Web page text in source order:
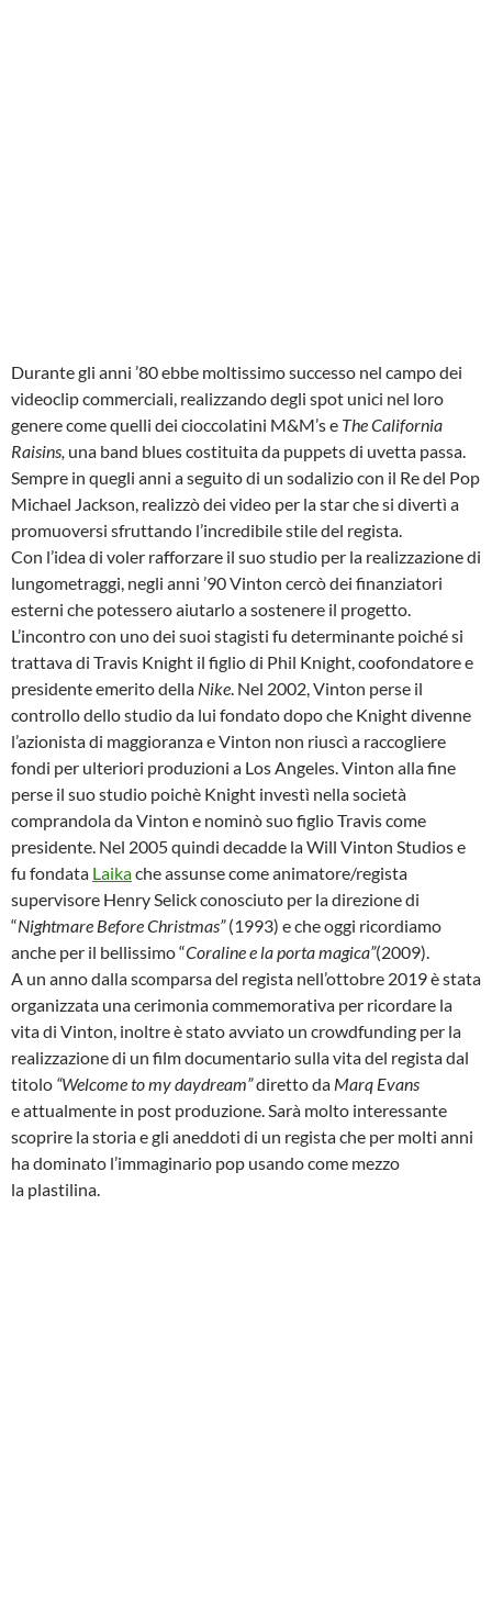
Durante gli anni ’80 ebbe moltissimo successo nel campo dei
videoclip commerciali, realizzando degli spot unici nel loro
genere come quelli dei cioccolatini M&M’s e The California
Raisins, una band bluescostituita da puppets di uvetta passa.
Sempre in quegli anni a seguito di un sodalizio con il Re del Pop
Michael Jackson, realizzò dei video per la star che si divertì a
promuoversi sfruttando l’incredibile stile del regista.
Con l’idea di voler rafforzare il suo studio per la realizzazione di
lungometraggi, negli anni ’90 Vinton cercò dei finanziatori
esterni che potessero aiutarlo a sostenere il progetto.
L’incontro con uno dei suoi stagisti fu determinante poiché si
trattava di Travis Knight il figlio di Phil Knight, coofondatore e
presidente emerito della Nike. Nel 2002, Vinton perse il
controllo dello studio da lui fondato dopo che Knight divenne
l’azionista di maggioranza e Vinton non riuscì a raccogliere
fondi per ulteriori produzioni a Los Angeles. Vinton alla fine
perse il suo studio poichè Knight investì nella società
comprandola da Vinton e nominò suo figlio Travis come
presidente. Nel 2005 quindi decadde la Will Vinton Studios e
fu fondata Laikache assunse come animatore/regista
supervisore Henry Selick conosciuto per la direzione di
“Nightmare Before Christmas”(1993) eche oggi ricordiamo
anche per il bellissimo “Coraline e la porta magica”(2009).
A un anno dalla scomparsa del regista nell’ottobre 2019 è stata
organizzata una cerimonia commemorativa per ricordare la
vita di Vinton, inoltre è stato avviato un crowdfunding per la
realizzazione di un film documentario sulla vita del regista dal
titolo “Welcome to my daydream”diretto da Marq Evans
eattualmente in post produzione. Sarà molto interessante
scoprire la storia e gli aneddoti di un regista che per molti anni
ha dominato l’immaginario pop usando come mezzo
la plastilina.